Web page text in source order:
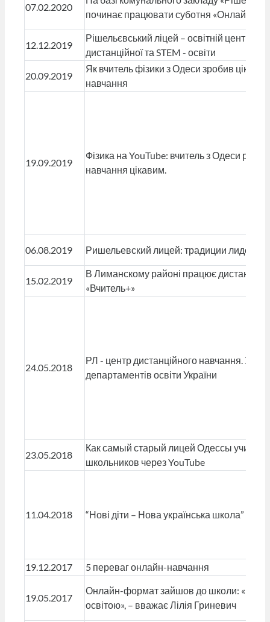
07.02.2020
починає працювати суботня «Онлайн
12.12.2019
Рішельєвський ліцей – освітній центр з
дистанційної та STEM - освіти
20.09.2019
Як вчитель фізики з Одеси зробив
навчання
19.09.2019
Фізика на YouTube: вчитель з Одеси
навчання цікавим.
06.08.2019 Ришельевский лицей: традиции
15.02.2019
В Лиманскому районі працює
«Вчитель+»
24.05.2018
РЛ - центр дистанційного навчання.
департаментів освіти України
23.05.2018
Как самый старый лицей Одессы учит
школьников через YouTube
11.04.2018 “Нові діти – Нова українська школа”
19.12.2017 5 переваг онлайн-навчання
19.05.2017
Онлайн-формат зайшов до школи:
освітою», – вважає Лілія Гриневич